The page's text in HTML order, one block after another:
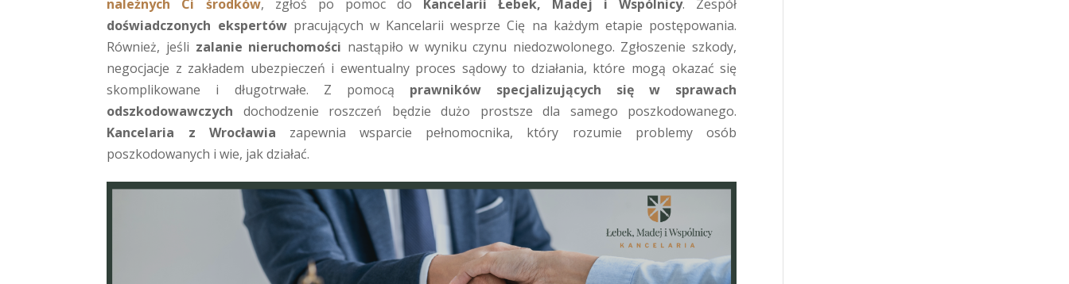
należnych Ci środków, zgłoś po pomoc do Kancelarii Łebek, Madej i Wspólnicy. Zespół
doświadczonych ekspertówpracujących w Kancelarii wesprze Cię na każdym etapie postępowania.
Również, jeśli zalanie nieruchomości nastąpiło w wyniku czynu niedozwolonego. Zgłoszenie szkody,
negocjacje z zakładem ubezpieczeń i ewentualny proces sądowy to działania, które mogą okazać się
skomplikowane i długotrwałe. Z pomocą prawników specjalizujących się w sprawach
odszkodowawczych dochodzenie roszczeń będzie dużo prostsze dla samego poszkodowanego.
Kancelaria z Wrocławia zapewnia wsparcie pełnomocnika, który rozumie problemy osób
poszkodowanych i wie, jak działać.